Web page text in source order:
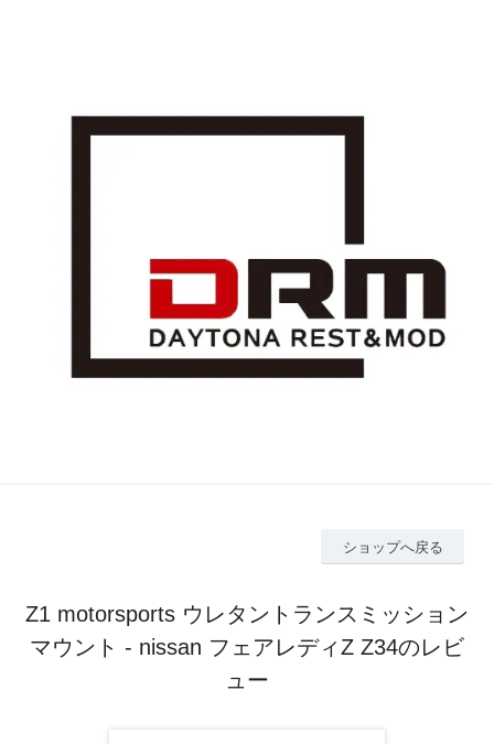
ショップへ戻る
Z1 motorsports ウレタントランスミッション
マウント - nissan フェアレディZ Z34のレビ
ュー